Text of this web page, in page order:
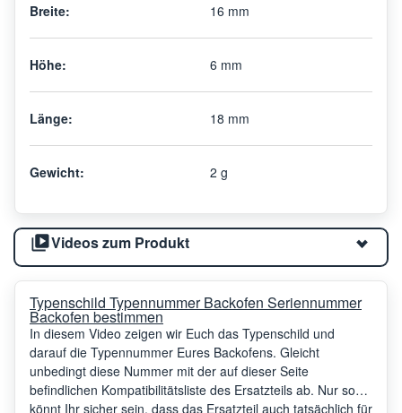
Breite: 16 mm
Höhe: 6 mm
Länge: 18 mm
Gewicht: 2 g
Videos zum Produkt
Typenschild Typennummer Backofen Seriennummer
Backofen bestimmen
In diesem Video zeigen wir Euch das Typenschild und
darauf die Typennummer Eures Backofens. Gleicht
unbedingt diese Nummer mit der auf dieser Seite
befindlichen Kompatibilitätsliste des Ersatzteils ab. Nur so
könnt Ihr sicher sein, dass das Ersatzteil auch tatsächlich für